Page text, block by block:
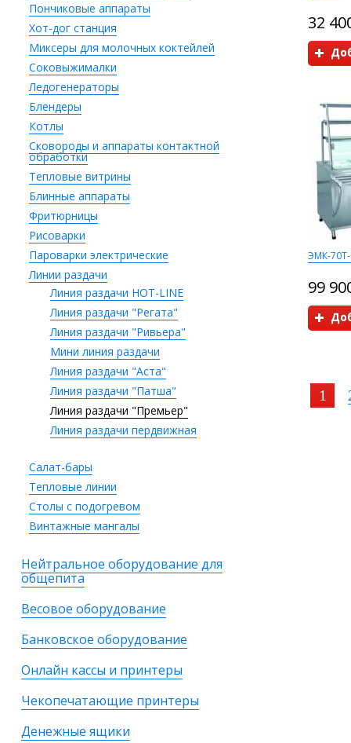
Пончиковые аппараты
Хот-дог станция
Миксеры для молочных коктейлей
Соковыжималки
Ледогенераторы
Блендеры
Котлы
Сковороды и аппараты контактной
обработки
Тепловые витрины
Блинные аппараты
Фритюрницы
Рисоварки
Пароварки электрические
Линии раздачи
Линия раздачи HOT-LINE
Линия раздачи "Регата"
Линия раздачи "Ривьера"
Мини линия раздачи
Линия раздачи "Аста"
Линия раздачи "Патша"
Линия раздачи "Премьер"
Линия раздачи пердвижная
Салат-бары
Тепловые линии
Столы с подогревом
Винтажные мангалы
Нейтральное оборудование для
общепита
Весовое оборудование
Банковское оборудование
Онлайн кассы и принтеры
Чекопечатающие принтеры
Денежные ящики
32
ЭМК-
99
1